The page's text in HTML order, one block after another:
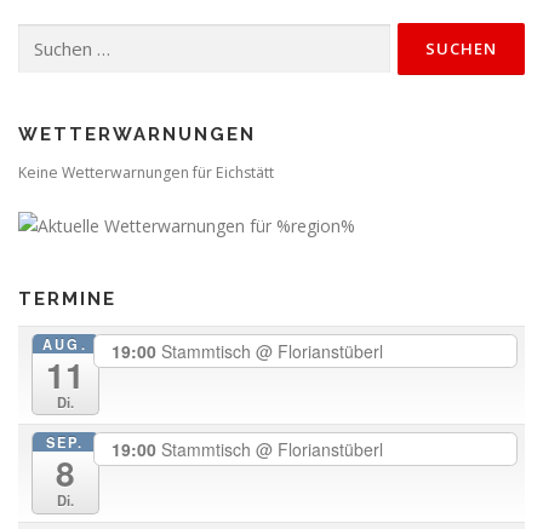
nach:
WETTERWARNUNGEN
Keine Wetterwarnungen für Eichstätt
TERMINE
AUG.
11
Di.
19:00 Stammtisch @ Florianstüberl
SEP.
8
Di.
19:00 Stammtisch @ Florianstüberl